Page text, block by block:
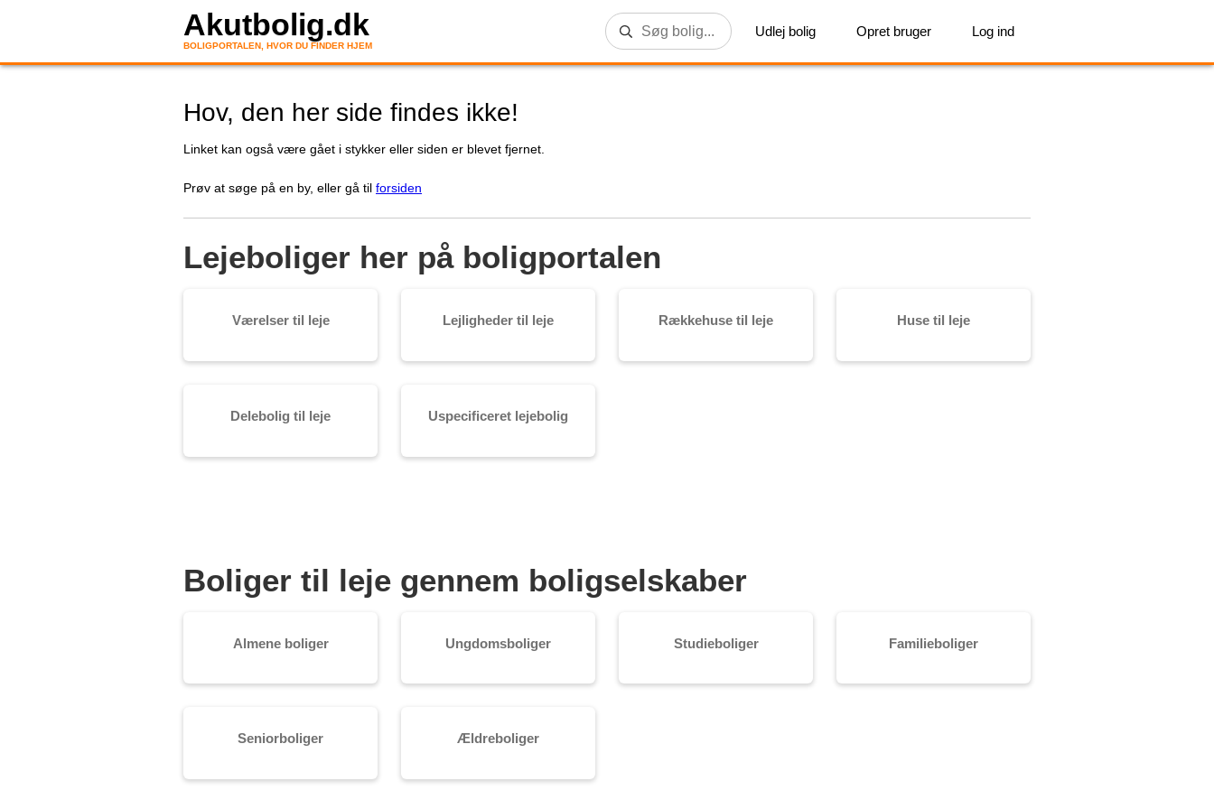
Akutbolig.dk
BOLIGPORTALEN, HVOR DU FINDER HJEM
Udlej bolig Opret bruger Log ind
Hov, den her side findes ikke!
Linket kan også være gået i stykker eller siden er blevet fjernet.
Prøv at søge på en by, eller gå til forsiden
Lejeboliger her på boligportalen
Værelser til leje Lejligheder til leje Rækkehuse til leje Huse til leje
Delebolig til leje Uspecificeret lejebolig
Boliger til leje gennem boligselskaber
Almene boliger Ungdomsboliger Studieboliger Familieboliger
Seniorboliger Ældreboliger